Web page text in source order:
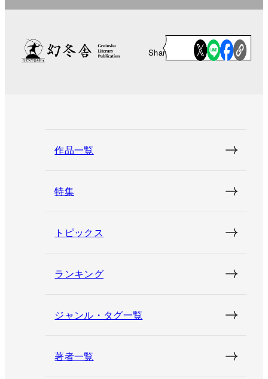
Share
作品一覧
特集
トピックス
ランキング
ジャンル・タグ一覧
著者一覧